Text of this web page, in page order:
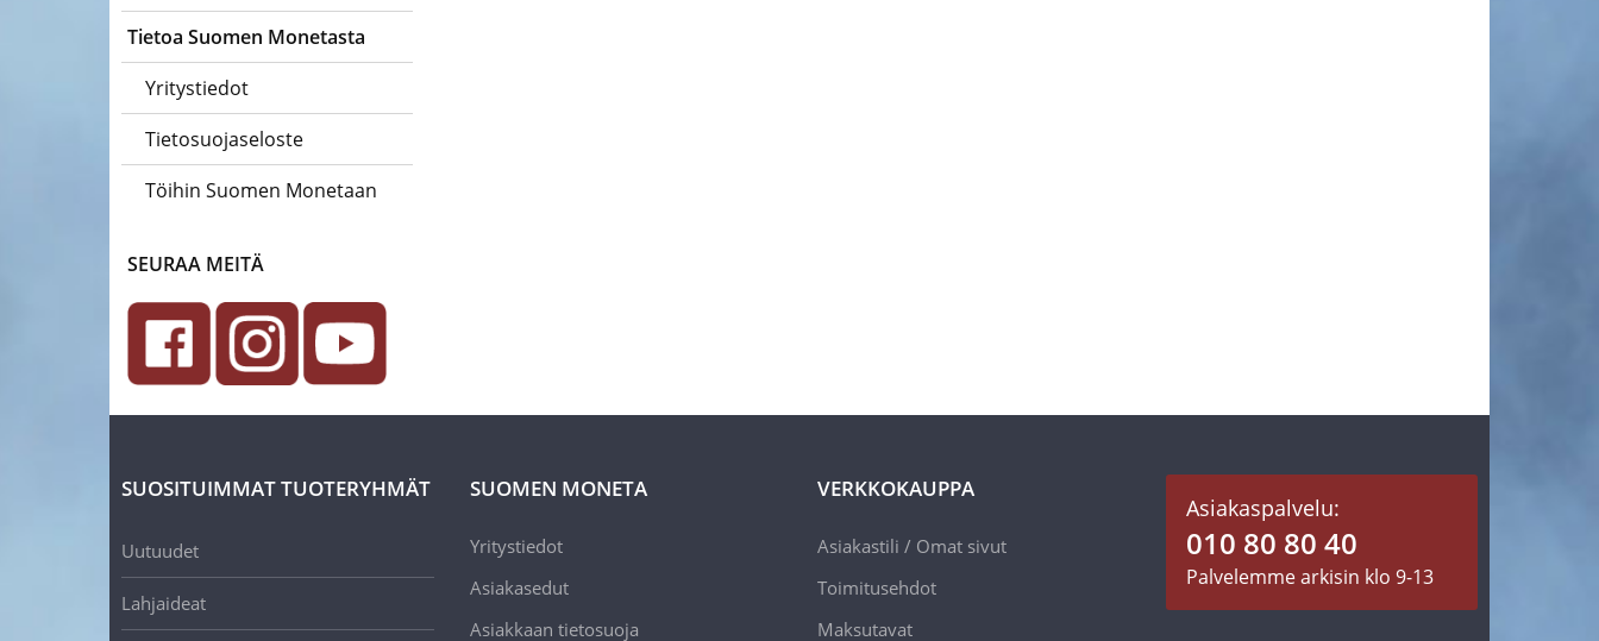
Tietoa Suomen Monetasta
Yritystiedot
Tietosuojaseloste
Töihin Suomen Monetaan
SEURAA MEITÄ
SUOSITUIMMAT TUOTERYHMÄT
Uutuudet
Lahjaideat
SUOMEN MONETA
Yritystiedot
Asiakasedut
Asiakkaan tietosuoja
VERKKOKAUPPA
Asiakastili / Omat sivut
Toimitusehdot
Maksutavat
Asiakaspalvelu:
010 80 80 40
Palvelemme arkisin klo 9-13